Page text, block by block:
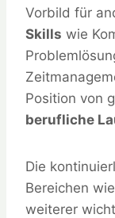
Vorbild für
Skills wie
Position von
berufliche
Die
Bereichen
weiterer